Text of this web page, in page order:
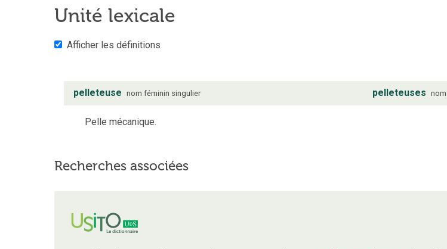
Unité lexicale
Afficher les définitions
pelleteuse nom féminin singulier pelleteuses nom
Pelle mécanique.
Recherches associées